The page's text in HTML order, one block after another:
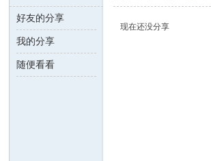
数 ›
好友的分享
我的分享
随便看看
现在还没分享